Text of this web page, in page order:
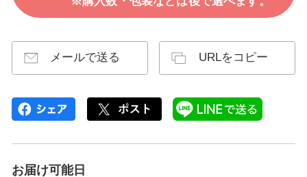
メールで送る URLをコピー
お届け可能日